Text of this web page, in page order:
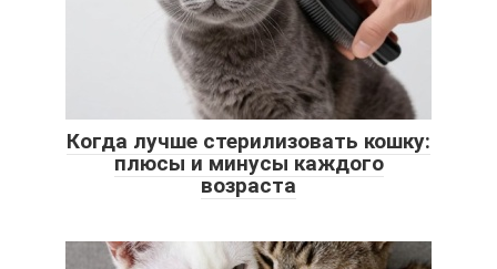
Когда лучше стерилизовать кошку:
плюсы и минусы каждого
возраста